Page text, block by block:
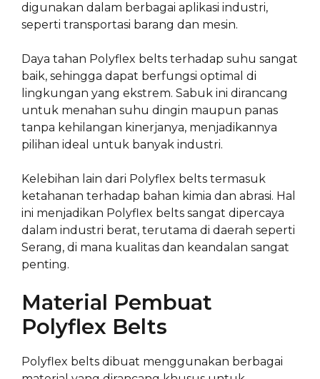
digunakan dalam berbagai aplikasi industri,
seperti transportasi barang dan mesin.
Daya tahan Polyflex belts terhadap suhu sangat
baik, sehingga dapat berfungsi optimal di
lingkungan yang ekstrem. Sabuk ini dirancang
untuk menahan suhu dingin maupun panas
tanpa kehilangan kinerjanya, menjadikannya
pilihan ideal untuk banyak industri.
Kelebihan lain dari Polyflex belts termasuk
ketahanan terhadap bahan kimia dan abrasi. Hal
ini menjadikan Polyflex belts sangat dipercaya
dalam industri berat, terutama di daerah seperti
Serang, di mana kualitas dan keandalan sangat
penting.
Material Pembuat
Polyflex Belts
Polyflex belts dibuat menggunakan berbagai